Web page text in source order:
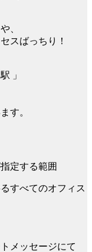
、
スばっちり！
」
す。
定する範囲
すべてのオフィス
メッセージにて